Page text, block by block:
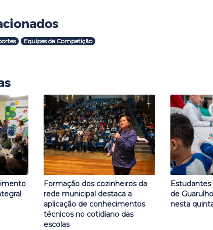
Equipes de Competição
Formação dos cozinheiros da
rede municipal destaca a
aplicação de conhecimentos
técnicos no cotidiano das
escolas
de
nesta